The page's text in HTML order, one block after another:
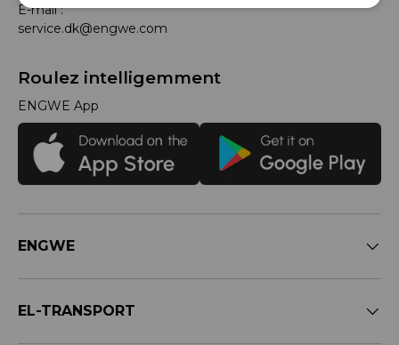
E-mail :
service.dk@engwe.com
Roulez intelligemment
ENGWE App
ENGWE
EL-TRANSPORT